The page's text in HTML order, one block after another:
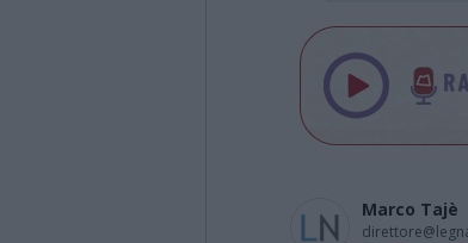
Marco Tajè